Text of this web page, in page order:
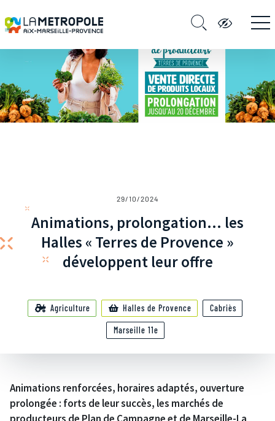
29/10/2024
Animations, prolongation… les
Halles « Terres de Provence »
développent leur offre
Agriculture Halles de Provence Cabriès
Marseille 11e
Animations renforcées, horaires adaptés, ouverture
prolongée : forts de leur succès, les marchés de